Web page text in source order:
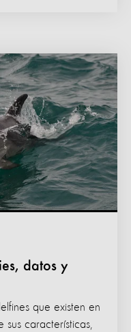
datos y
que existen en
sus características,